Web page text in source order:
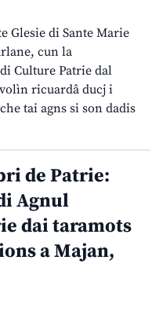
Glesie di Sante Marie
cun la
Culture Patrie dal
ricuardâ ducj i
tai agns si son dadis
de Patrie:
Agnul
dai taramots
a Majan,